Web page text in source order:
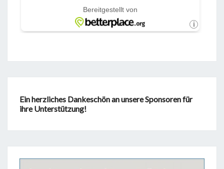
Ein herzliches Dankeschön an unsere Sponsoren für
ihre Unterstützung!